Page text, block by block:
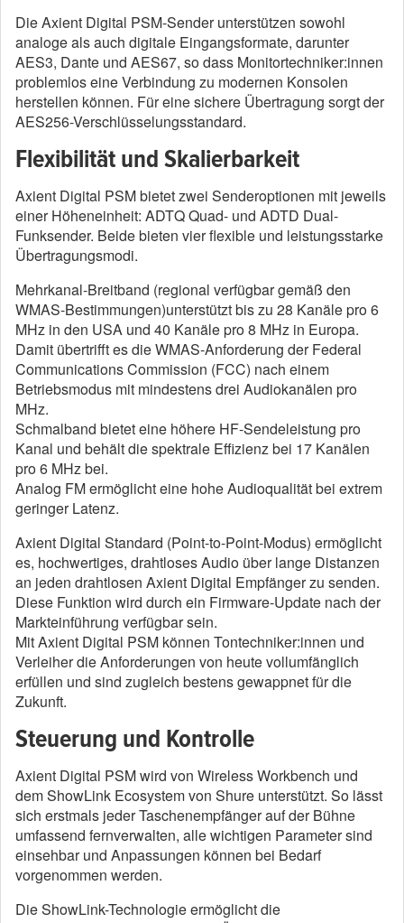
Die Axient Digital PSM-Sender unterstützen sowohl
analoge als auch digitale Eingangsformate, darunter
AES3, Dante und AES67, so dass Monitortechniker:innen
problemlos eine Verbindung zu modernen Konsolen
herstellen können. Für eine sichere Übertragung sorgt der
AES256-Verschlüsselungsstandard.
Flexibilität und Skalierbarkeit
Axient Digital PSM bietet zwei Senderoptionen mit jeweils
einer Höheneinheit: ADTQ Quad- und ADTD Dual-
Funksender. Beide bieten vier flexible und leistungsstarke
Übertragungsmodi.
Mehrkanal-Breitband (regional verfügbar gemäß den
WMAS-Bestimmungen)unterstützt bis zu 28 Kanäle pro 6
MHz in den USA und 40 Kanäle pro 8 MHz in Europa.
Damit übertrifft es die WMAS-Anforderung der Federal
Communications Commission (FCC) nach einem
Betriebsmodus mit mindestens drei Audiokanälen pro
MHz.
Schmalband bietet eine höhere HF-Sendeleistung pro
Kanal und behält die spektrale Effizienz bei 17 Kanälen
pro 6 MHz bei.
Analog FM ermöglicht eine hohe Audioqualität bei extrem
geringer Latenz.
Axient Digital Standard (Point-to-Point-Modus) ermöglicht
es, hochwertiges, drahtloses Audio über lange Distanzen
an jeden drahtlosen Axient Digital Empfänger zu senden.
Diese Funktion wird durch ein Firmware-Update nach der
Markteinführung verfügbar sein.
Mit Axient Digital PSM können Tontechniker:innen und
Verleiher die Anforderungen von heute vollumfänglich
erfüllen und sind zugleich bestens gewappnet für die
Zukunft.
Steuerung und Kontrolle
Axient Digital PSM wird von Wireless Workbench und
dem ShowLink Ecosystem von Shure unterstützt. So lässt
sich erstmals jeder Taschenempfänger auf der Bühne
umfassend fernverwalten, alle wichtigen Parameter sind
einsehbar und Anpassungen können bei Bedarf
vorgenommen werden.
Die ShowLink-Technologie ermöglicht die